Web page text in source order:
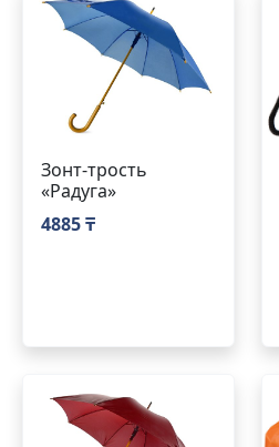
Зонт-трость
«Радуга»
4885 ₸